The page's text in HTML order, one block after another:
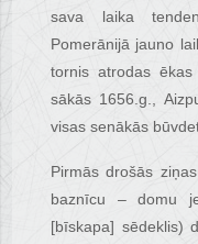
sava laika
Pomerānijā jauno
tornis atrodas
sākās 1656.g.,
visas senākās
Pirmās drošās
baznīcu – domu
[bīskapa] sēdeklis)